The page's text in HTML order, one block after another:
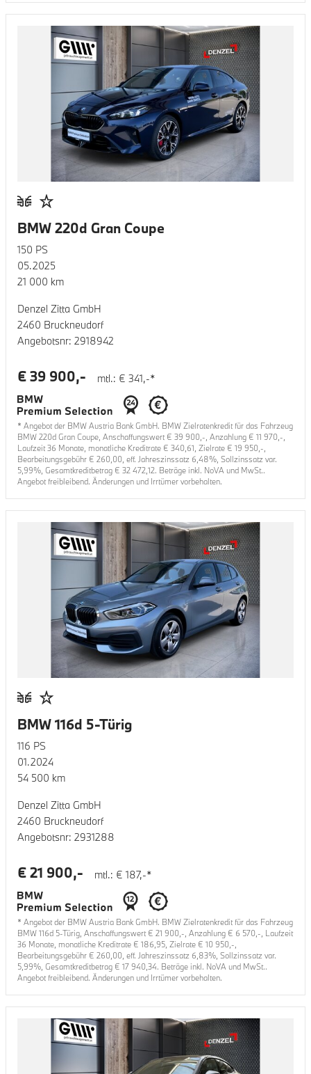
BMW 220d Gran Coupe
150 PS
05.2025
21 000 km
Denzel Zitta GmbH
2460 Bruckneudorf
Angebotsnr: 2918942
mtl.: € 341,-*
€ 39 900,-
* Angebot der BMW Austria Bank GmbH. BMW Zielratenkredit für das Fahrzeug
BMW 220d Gran Coupe, Anschaffungswert € 39 900,-, Anzahlung € 11 970,-,
Laufzeit36 Monate, monatliche Kreditrate € 340,61, Zielrate € 19 950,-,
Bearbeitungsgebühr € 260,00, eff. Jahreszinssatz 6,48%, Sollzinssatz var.
5,99%, Gesamtkreditbetrag € 32 472,12. Beträge inkl. NoVA und MwSt..
Angebot freibleibend. Änderungen und Irrtümer vorbehalten.
BMW 116d 5-Türig
116 PS
01.2024
54 500 km
Denzel Zitta GmbH
2460 Bruckneudorf
Angebotsnr: 2931288
mtl.: € 187,-*
€ 21 900,-
* Angebot der BMW Austria Bank GmbH. BMW Zielratenkredit für das Fahrzeug
BMW 116d 5-Türig, Anschaffungswert € 21 900,-, Anzahlung € 6 570,-, Laufzeit
36 Monate, monatliche Kreditrate € 186,95, Zielrate € 10 950,-,
Bearbeitungsgebühr € 260,00, eff. Jahreszinssatz 6,83%, Sollzinssatz var.
5,99%, Gesamtkreditbetrag € 17 940,34. Beträge inkl. NoVA und MwSt..
Angebot freibleibend. Änderungen und Irrtümer vorbehalten.